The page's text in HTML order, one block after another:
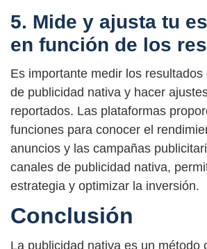
5. Mide y ajusta tu
en función de los
Es importante medir los
de publicidad nativa y hacer
reportados. Las plataformas
funciones para conocer el
anuncios y las campañas
canales de publicidad nativa,
estrategia y optimizar la inversión.
Conclusión
La publicidad nativa es un método